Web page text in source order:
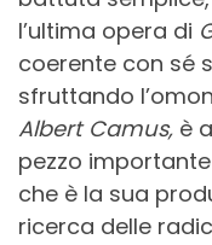
l’ultima opera di
coerente con sé
sfruttando
Albert Camus, è
pezzo
che è la sua
ricerca delle